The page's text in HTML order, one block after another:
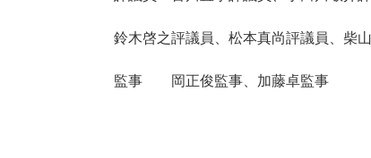
鈴木啓之評議員、松本真尚評議員、柴
監事 岡正俊監事、加藤卓監事